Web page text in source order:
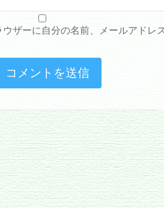
ザーに自分の名前、メールアドレ